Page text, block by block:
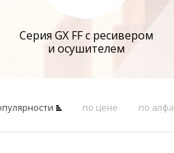
Серия GX FF с ресивером
и осушителем
по цене по